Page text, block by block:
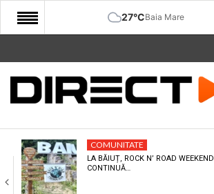
27°CBaia Mare
START
COMUNITATE
CULTURA
ECONOMIE
COMUNITATE
LA BĂIUȚ, ROCK N’ ROAD WEEKEND
CONTINUĂ…